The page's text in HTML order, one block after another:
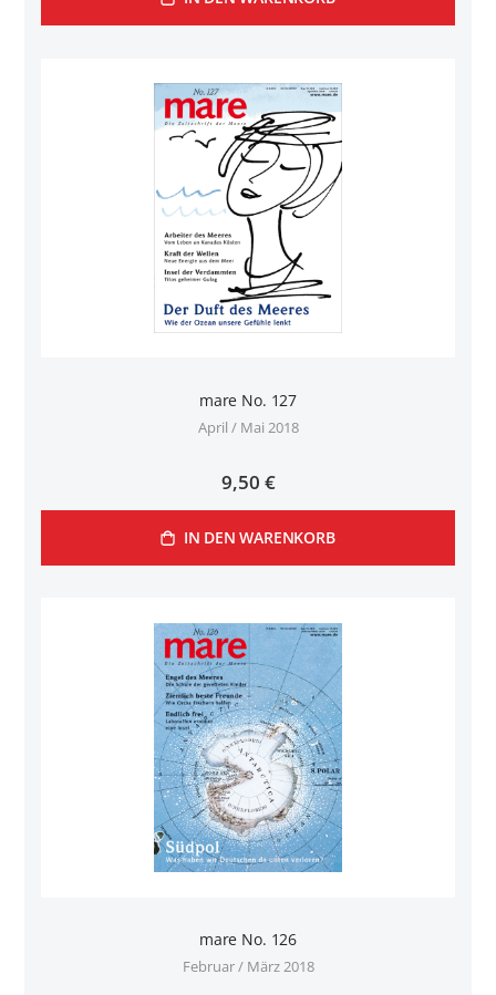
mare No. 127
April / Mai 2018
9,50 €
IN DEN WARENKORB
mare No. 126
Februar / März 2018